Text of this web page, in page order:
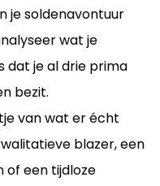
je soldenavontuur
wat je
dat je al drie prima
bezit.
van wat er écht
blazer, een
of een tijdloze